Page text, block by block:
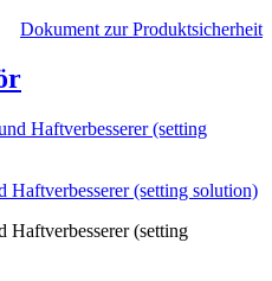
Dokument zur Produktsicherheit
Haftverbesserer (setting solution)
Haftverbesserer (setting